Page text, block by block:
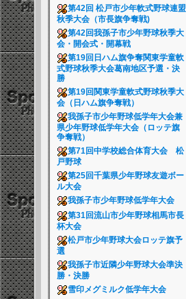
第42回 松戸市少年軟式野球連盟
秋季大会（市長旗争奪戦)
第42回我孫子市少年野球秋季大
会・開会式・開幕戦
第19回日ハム旗争奪関東学童軟
式野球秋季大会葛南地区予選・決
勝
第19回関東学童軟式野球秋季大
会（日ハム旗争奪戦）
我孫子市少年野球低学年大会兼
県少年野球低学年大会（ロッテ旗
争奪戦）
第71回中学校総合体育大会 松
戸野球
第25回千葉県少年野球友遊ボー
ル大会
我孫子市少年野球低学年大会
第31回流山市少年野球相馬市長
杯大会
松戸市少年野球大会ロッテ旗予
選
我孫子市近隣少年野球大会準決
勝・決勝
雪印メグミルク低学年大会